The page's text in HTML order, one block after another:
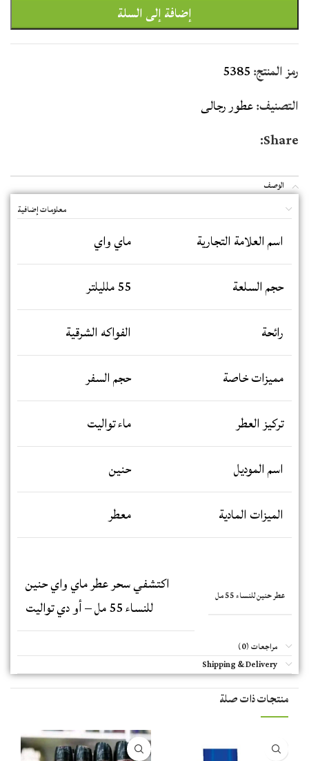
إضافة إلى السلة
رمز المنتج:5385
التصنيف:عطور رجالى
Share:
الوصف
معلومات إضافية
اسم العلامة التجارية
ماي واي
حجم السلعة
55 ملليلتر
رائحة
الفواكه الشرقية
مميزات خاصة
حجم السفر
تركيز العطر
ماء تواليت
اسم الموديل
حنين
الميزات المادية
معطر
عطر حنين للنساء 55 مل
اكتشفي سحر عطر ماي واي حنين
للنساء 55 مل – أو دي تواليت
مراجعات (0)
Shipping & Delivery
منتجات ذات صلة